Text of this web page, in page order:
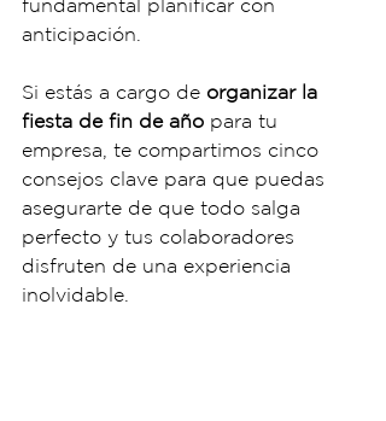
fundamental planificar con
anticipación.
Si estás a cargo de organizar la
fiesta de fin de año para tu
empresa, te compartimos cinco
consejos clave para que puedas
asegurarte de que todo salga
perfecto y tus colaboradores
disfruten de una experiencia
inolvidable.